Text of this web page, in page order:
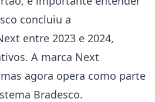
concluiu a
entre 2023 e 2024,
A marca Next
agora opera como parte
Bradesco.